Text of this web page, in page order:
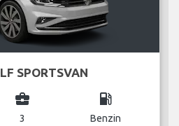
SPORTSVAN
business_center
3
local_gas_station
Benzin